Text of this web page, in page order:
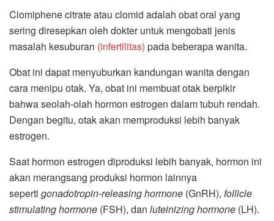
Clomiphene citrate atau clomid adalah obat oral yang
sering diresepkan oleh dokter untuk mengobati jenis
masalah kesuburan (infertilitas) pada beberapa wanita.
Obat ini dapat menyuburkan kandungan wanita dengan
cara menipu otak. Ya, obat ini membuat otak berpikir
bahwa seolah-olah hormon estrogen dalam tubuh rendah.
Dengan begitu, otak akan memproduksi lebih banyak
estrogen.
Saat hormon estrogen diproduksi lebih banyak, hormon ini
akan merangsang produksi hormon lainnya
seperti gonadotropin-releasing hormone (GnRH), follicle
stimulating hormone (FSH), dan luteinizing hormone (LH).